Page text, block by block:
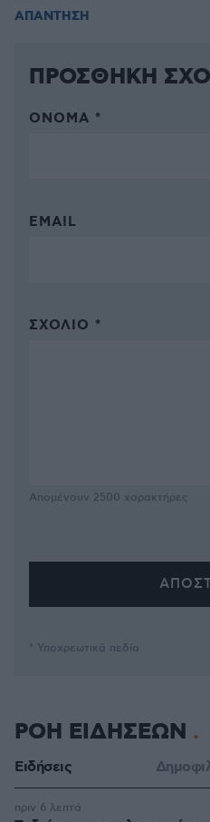
ΑΠΑΝΤΗΣΗ
ΠΡΟΣΘΗΚΗ
ΌΝΟΜΑ *
EMAIL
ΣΧΌΛΙΟ *
Απομένουν 2500 χαρακτήρες
* Υποχρεωτικά πεδία
ΡΟΗ ΕΙΔΗΣΕΩΝ
Ειδήσεις
πριν 6 λεπτά